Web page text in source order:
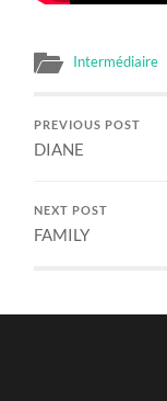
Intermédiaire
PREVIOUS POST
DIANE
NEXT POST
FAMILY